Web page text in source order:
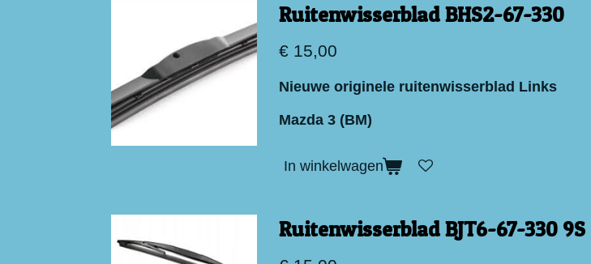
Ruitenwisserblad BHS2-67-330
€ 15,00
Nieuwe originele ruitenwisserblad Links
Mazda 3 (BM)
In winkelwagen
Ruitenwisserblad BJT6-67-330 9S